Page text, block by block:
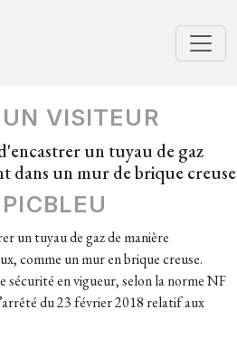
VISITEUR
un tuyau de gaz
dans un mur de brique creuse
un tuyau de gaz de manière
comme un mur en brique creuse.
sécurité en vigueur, selon la norme NF
du 23 février 2018 relatif aux